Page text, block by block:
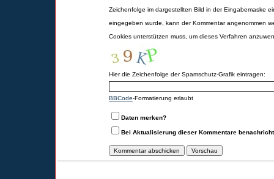
Zeichenfolge im dargestellten Bild in der Eingabemaske
eingegeben wurde, kann der Kommentar angenommen
Cookies unterstützen muss, um dieses Verfahren
Hier die Zeichenfolge der Spamschutz-Grafik eintragen:
BBCode-Formatierung erlaubt
Daten merken?
Bei Aktualisierung dieser Kommentare